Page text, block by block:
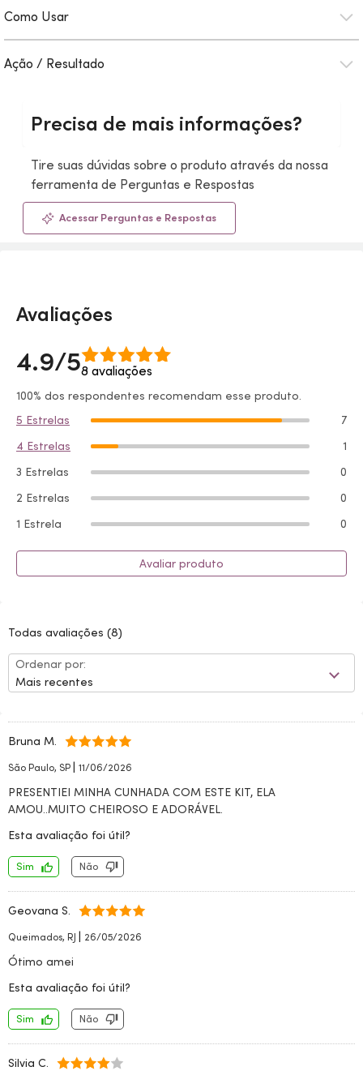
Como Usar
Ação / Resultado
Precisa de mais informações?
Tire suas dúvidas sobre o produto através da nossa
ferramenta de Perguntas e Respostas
Acessar Perguntas e Respostas
Avaliações
4.9/58 avaliações
100% dos respondentes recomendam esse produto.
5 Estrelas
7
4 Estrelas
1
3 Estrelas
0
2 Estrelas
0
1 Estrela
0
Avaliar produto
Todas avaliações (8)
Ordenar por:
Mais recentes
Bruna M.
São Paulo, SP | 11/06/2026
PRESENTIEI MINHA CUNHADA COM ESTE KIT, ELA
AMOU..MUITO CHEIROSO E ADORÁVEL.
Esta avaliação foi útil?
Sim Não
Geovana S.
Queimados, RJ | 26/05/2026
Ótimo amei
Esta avaliação foi útil?
Sim Não
Silvia C.